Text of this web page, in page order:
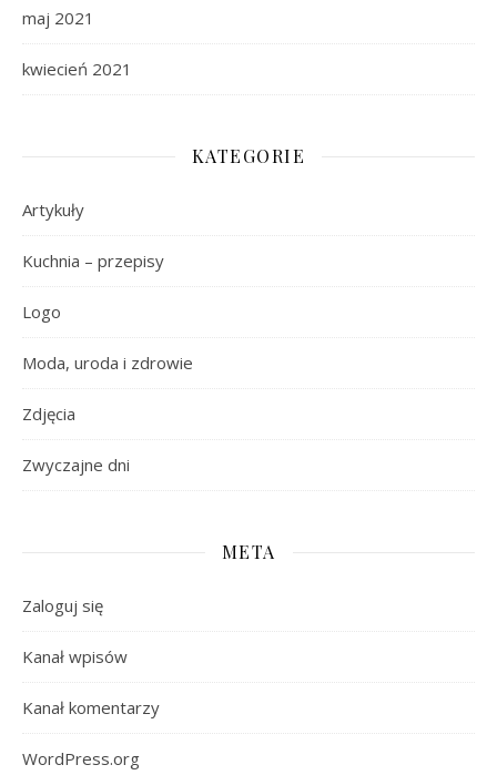
maj 2021
kwiecień 2021
KATEGORIE
Artykuły
Kuchnia – przepisy
Logo
Moda, uroda i zdrowie
Zdjęcia
Zwyczajne dni
META
Zaloguj się
Kanał wpisów
Kanał komentarzy
WordPress.org